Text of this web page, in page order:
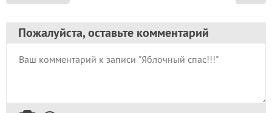
Пожалуйста, оставьте комментарий